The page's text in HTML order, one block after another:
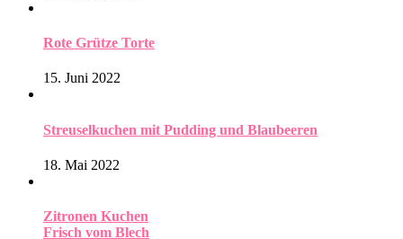
Rote Grütze Torte
15. Juni 2022
Streuselkuchen mit Pudding und Blaubeeren
18. Mai 2022
Zitronen Kuchen
Frisch vom Blech